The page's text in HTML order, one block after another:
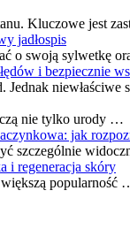
Kluczowe jest
jadłospis
o swoją sylwetkę
i bezpiecznie
Jednak
nie tylko urody …
jak
szczególnie
i regeneracja skóry
większą popularność